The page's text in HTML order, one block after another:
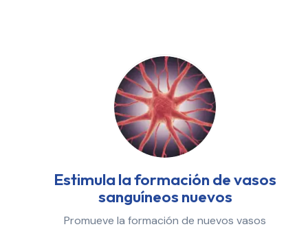
Estimula la formación de vasos
sanguíneos nuevos
Promueve la formación de nuevos vasos